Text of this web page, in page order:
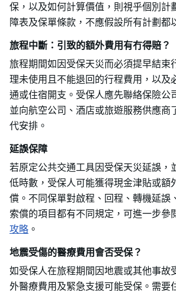
保，以及如何計算價值，則視乎個別計
障表及保單條款，不應假設所有計劃都
旅程中斷：引致的額外費用有冇得賠？
旅程期間如因受保天災而必須提早結束
理未使用且不能退回的行程費用，以及
通或住宿開支。受保人應先聯絡保險公
並向航空公司、酒店或旅遊服務供應商
代安排。
延誤保障
若原定公共交通工具因受保天災延誤，
低時數，受保人可能獲得現金津貼或額
償。不同保單對啟程、回程、轉機延誤
索償的項目都有不同規定，可進一步參
攻略 。
地震受傷的醫療費用會否受保？
如受保人在旅程期間因地震或其他事故
外醫療費用及緊急支援可能受保。需要